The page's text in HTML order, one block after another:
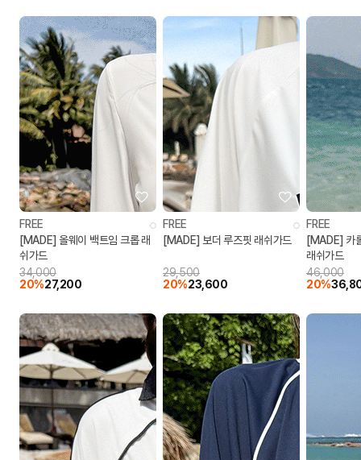
FREE
[MADE] 올웨이 백트임 크롭 래
쉬가드
34,000
20%27,200
FREE
[MADE] 보더 루즈핏 래쉬가드
29,500
20%23,600
FREE
[MADE] 카
래쉬가드
46,000
20%